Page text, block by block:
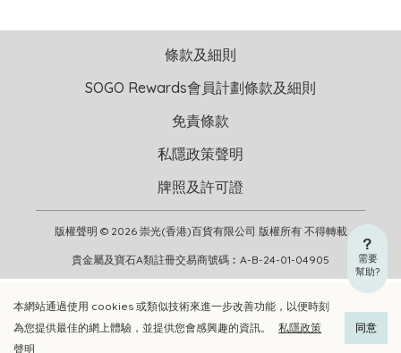
加入購物車 立即選購
本網站通過使用 cookies 或類似技術來進一步改善功能，以便時刻
為您提供最佳的網上體驗，並提供您會感興趣的資訊。
私隱政策
聲明
同意
需要
幫助?
版權聲明 © 2026 崇光(香港)百貨有限公司 版權所有 不得轉載
貴金屬及寶石A類註冊交易商號碼︰A-B-24-01-04905
條款及細則
SOGO Rewards會員計劃條款及細則
免責條款
私隱政策聲明
牌照及許可證